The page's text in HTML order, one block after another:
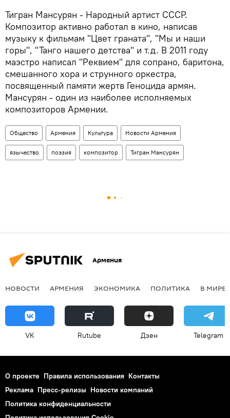
Тигран Мансурян - Народный артист СССР.
Композитор активно работал в кино, написав
музыку к фильмам "Цвет граната", "Мы и наши
горы", "Танго нашего детства" и т.д. В 2011 году
маэстро написал "Реквием" для сопрано, баритона,
смешанного хора и струнного оркестра,
посвященный памяти жертв Геноцида армян.
Мансурян - один из наиболее исполняемых
композиторов Армении.
Общество Армения Культура Новости Армения
язычество поэзия композитор Тигран Мансурян
Армения
НОВОСТИ АРМЕНИЯ ЭКОНОМИКА ПОЛИТИКА В МИРЕ
VK Rutube Дзен Telegram
О проекте Правила использования Контакты
Реклама Пресс-релизы Новости компаний
Политика конфиденциальности